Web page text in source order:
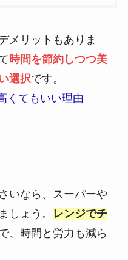
メリットもありま
時間を節約しつつ美
選択です。
くてもいい理由
いなら、スーパーや
しょう。
レンジでチ
、時間と労力も減ら